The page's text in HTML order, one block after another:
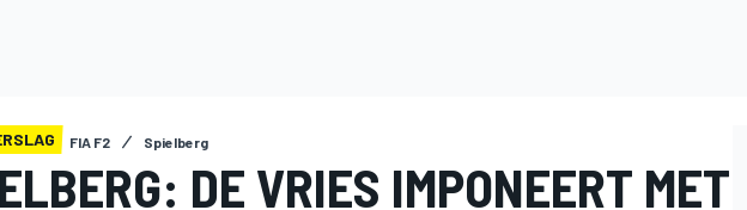
FIA F2 Spielberg
DE VRIES IMPONEERT MET